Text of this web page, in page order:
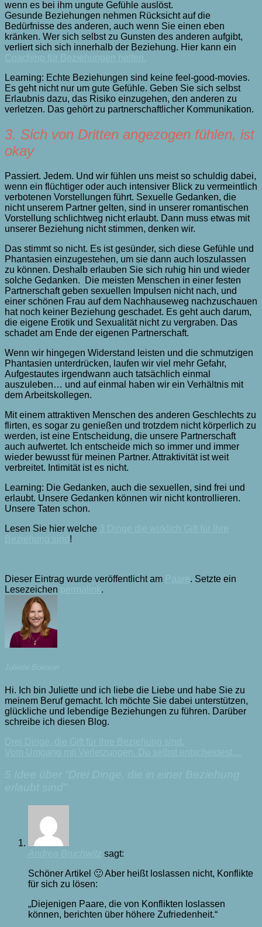
wenn es bei ihm ungute Gefühle auslöst.
Gesunde Beziehungen nehmen Rücksicht auf die
Bedürfnisse des anderen, auch wenn Sie einen eben
kränken. Wer sich selbst zu Gunsten des anderen aufgibt,
verliert sich sich innerhalb der Beziehung. Hier kann ein
Learning: Echte Beziehungen sind keine feel-good-movies.
Es geht nicht nur um gute Gefühle. Geben Sie sich selbst
Erlaubnis dazu, das Risiko einzugehen, den anderen zu
verletzen. Das gehört zu partnerschaftlicher Kommunikation.
3. Sich von Dritten angezogen fühlen, ist
okay
Passiert. Jedem. Und wir fühlen uns meist so schuldig dabei,
wenn ein flüchtiger oder auch intensiver Blick zu vermeintlich
verbotenen Vorstellungen führt. Sexuelle Gedanken, die
nicht unserem Partner gelten, sind in unserer romantischen
Vorstellung schlichtweg nicht erlaubt. Dann muss etwas mit
unserer Beziehung nicht stimmen, denken wir.
Das stimmt so nicht. Es ist gesünder, sich diese Gefühle und
Phantasien einzugestehen, um sie dann auch loszulassen
zu können. Deshalb erlauben Sie sich ruhig hin und wieder
solche Gedanken. Die meisten Menschen in einer festen
Partnerschaft geben sexuellen Impulsen nicht nach, und
einer schönen Frau auf dem Nachhauseweg nachzuschauen
hat noch keiner Beziehung geschadet. Es geht auch darum,
die eigene Erotik und Sexualität nicht zu vergraben. Das
schadet am Ende der eigenen Partnerschaft.
Wenn wir hingegen Widerstand leisten und die schmutzigen
Phantasien unterdrücken, laufen wir viel mehr Gefahr,
Aufgestautes irgendwann auch tatsächlich einmal
auszuleben… und auf einmal haben wir ein Verhältnis mit
dem Arbeitskollegen.
Mit einem attraktiven Menschen des anderen Geschlechts zu
flirten, es sogar zu genießen und trotzdem nicht körperlich zu
werden, ist eine Entscheidung, die unsere Partnerschaft
auch aufwertet. Ich entscheide mich so immer und immer
wieder bewusst für meinen Partner. Attraktivität ist weit
verbreitet. Intimität ist es nicht.
Learning: Die Gedanken, auch die sexuellen, sind frei und
erlaubt. Unsere Gedanken können wir nicht kontrollieren.
Unsere Taten schon.
Lesen Sie hier welche
!
Dieser Eintrag wurde veröffentlicht am
. Setzte ein
Lesezeichen
.
Hi. Ich bin Juliette und ich liebe die Liebe und habe Sie zu
meinem Beruf gemacht. Ich möchte Sie dabei unterstützen,
glückliche und lebendige Beziehungen zu führen. Darüber
schreibe ich diesen Blog.
sagt:
Schöner Artikel 🙂 Aber heißt loslassen nicht, Konflikte
für sich zu lösen:
„Diejenigen Paare, die von Konflikten loslassen
können, berichten über höhere Zufriedenheit.“